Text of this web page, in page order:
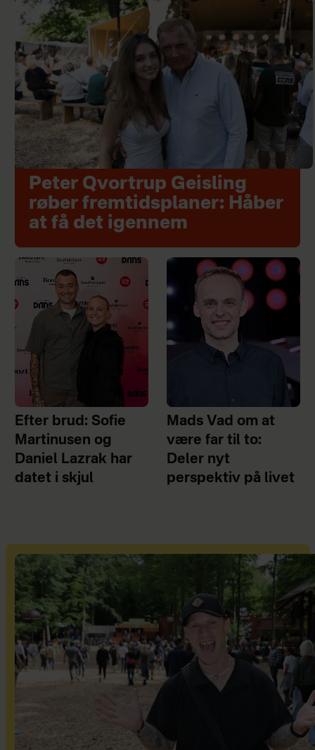
Peter Qvortrup Geisling
røber fremtidsplaner: Håber
at få det igennem
Efter brud: Sofie
Martinusen og
Daniel Lazrak har
datet i skjul
Mads Vad om at
være far til to:
Deler nyt
perspektiv på livet